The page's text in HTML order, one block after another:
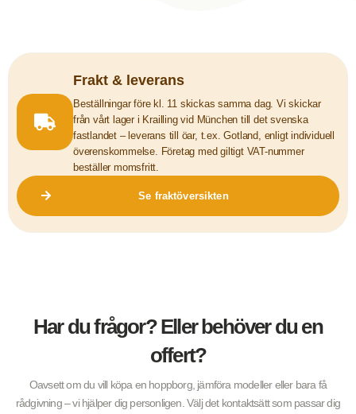
Frakt & leverans
Beställningar före kl. 11 skickas samma dag. Vi skickar
från vårt lager i Krailling vid München till det svenska
fastlandet – leverans till öar, t.ex. Gotland, enligt individuell
överenskommelse. Företag med giltigt VAT-nummer
beställer momsfritt.
Se fraktöversikten
Har du frågor? Eller behöver du en
offert?
Oavsett om du vill köpa en hoppborg, jämföra modeller eller bara få
rådgivning – vi hjälper dig personligen. Välj det kontaktsätt som passar dig